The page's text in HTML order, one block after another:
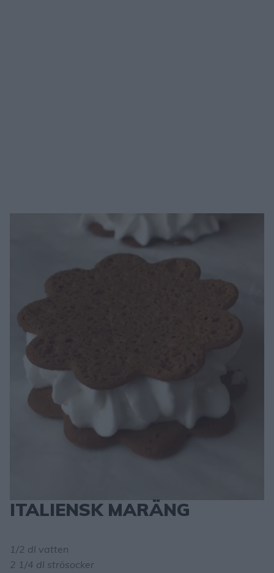
ITALIENSK MARÄNG
1/2 dl vatten
2 1/4 dl strösocker